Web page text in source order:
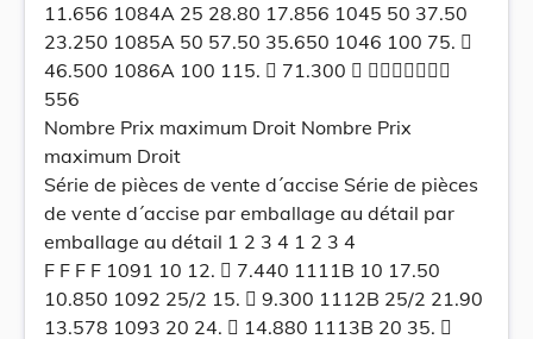
11.656 1084A 25 28.80 17.856 1045 50 37.50
23.250 1085A 50 57.50 35.650 1046 100 75. 
46.500 1086A 100 115.  71.300  
556
Nombre Prix maximum Droit Nombre Prix
maximum Droit
Série de pièces de vente d´accise Série de pièces
de vente d´accise par emballage au détail par
emballage au détail 1 2 3 4 1 2 3 4
F F F F 1091 10 12.  7.440 1111B 10 17.50
10.850 1092 25/2 15.  9.300 1112B 25/2 21.90
13.578 1093 20 24.  14.880 1113B 20 35. 